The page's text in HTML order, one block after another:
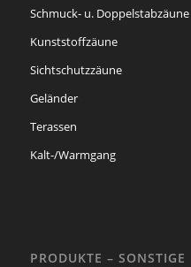
Schmuck- u. Doppelstabzäune
Kunststoffzäune
Sichtschutzzäune
Geländer
Terassen
Kalt-/Warmgang
PRODUKTE – SONSTIGE